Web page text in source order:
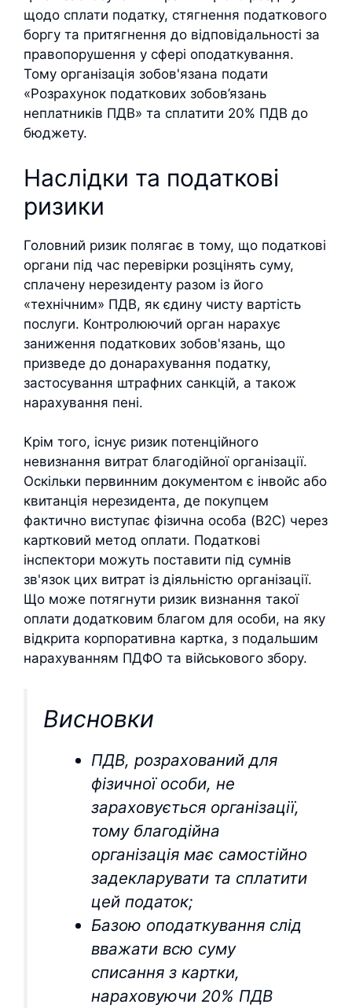
щодо сплати податку, стягнення податкового
боргу та притягнення до відповідальності за
правопорушення у сфері оподаткування.
Тому організація зобов'язана подати
«Розрахунок податкових зобов’язань
неплатників ПДВ» та сплатити 20% ПДВ до
бюджету.
Наслідки та податкові
ризики
Головний ризик полягає в тому, що податкові
органи під час перевірки розцінять суму,
сплачену нерезиденту разом із його
«технічним» ПДВ, як єдину чисту вартість
послуги. Контролюючий орган нарахує
заниження податкових зобов'язань, що
призведе до донарахування податку,
застосування штрафних санкцій, а також
нарахування пені.
Крім того, існує ризик потенційного
невизнання витрат благодійної організації.
Оскільки первинним документом є інвойс або
квитанція нерезидента, де покупцем
фактично виступає фізична особа (B2C) через
картковий метод оплати. Податкові
інспектори можуть поставити під сумнів
зв'язок цих витрат із діяльністю організації.
Що може потягнути ризик визнання такої
оплати додатковим благом для особи, на яку
відкрита корпоративна картка, з подальшим
нарахуванням ПДФО та військового збору.
Висновки
ПДВ, розрахований для
фізичної особи, не
зараховується організації,
тому благодійна
організація має самостійно
задекларувати та сплатити
цей податок;
Базою оподаткування слід
вважати всю суму
списання з картки,
нараховуючи 20% ПДВ